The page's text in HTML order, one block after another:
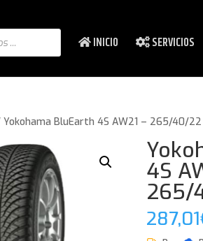
INICIO SERVICIOS
Yokohama BluEarth 4S AW21 – 265/40/22
4S
265/
287,01